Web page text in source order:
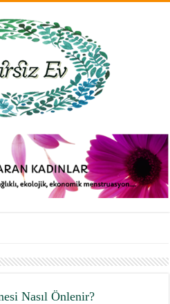
Nasıl Önlenir?